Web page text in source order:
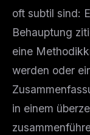
oft subtil sind:
Behauptung
eine
werden oder
in einem